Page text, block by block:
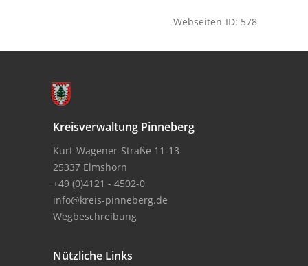
Webseiten-ID: 578
Kreisverwaltung Pinneberg
Kurt-Wagener-Straße 11-13
25337 Elmshorn
+49 (0)4121 - 4502-0
info@kreis-pinneberg.de
Wegbeschreibung
Nützliche Links